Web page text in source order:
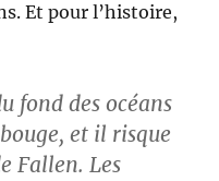
Et pour l’histoire,
fond des océans
et il risque
Fallen. Les